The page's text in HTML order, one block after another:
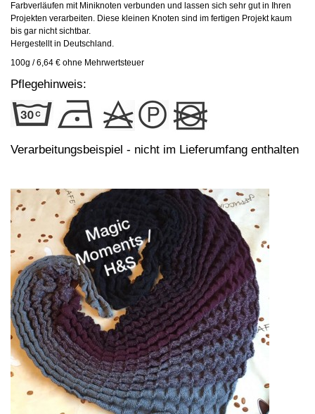
Farbverläufen mit Miniknoten verbunden und lassen sich sehr gut in Ihren
Projekten verarbeiten. Diese kleinen Knoten sind im fertigen Projekt kaum
bis gar nicht sichtbar.
Hergestellt in Deutschland.
100g / 6,64 € ohne Mehrwertsteuer
Pflegehinweis:
Verarbeitungsbeispiel - nicht im Lieferumfang enthalten